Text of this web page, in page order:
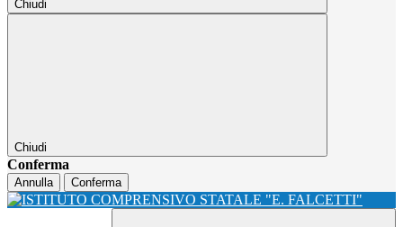
Chiudi
Chiudi
Conferma
Annulla Conferma